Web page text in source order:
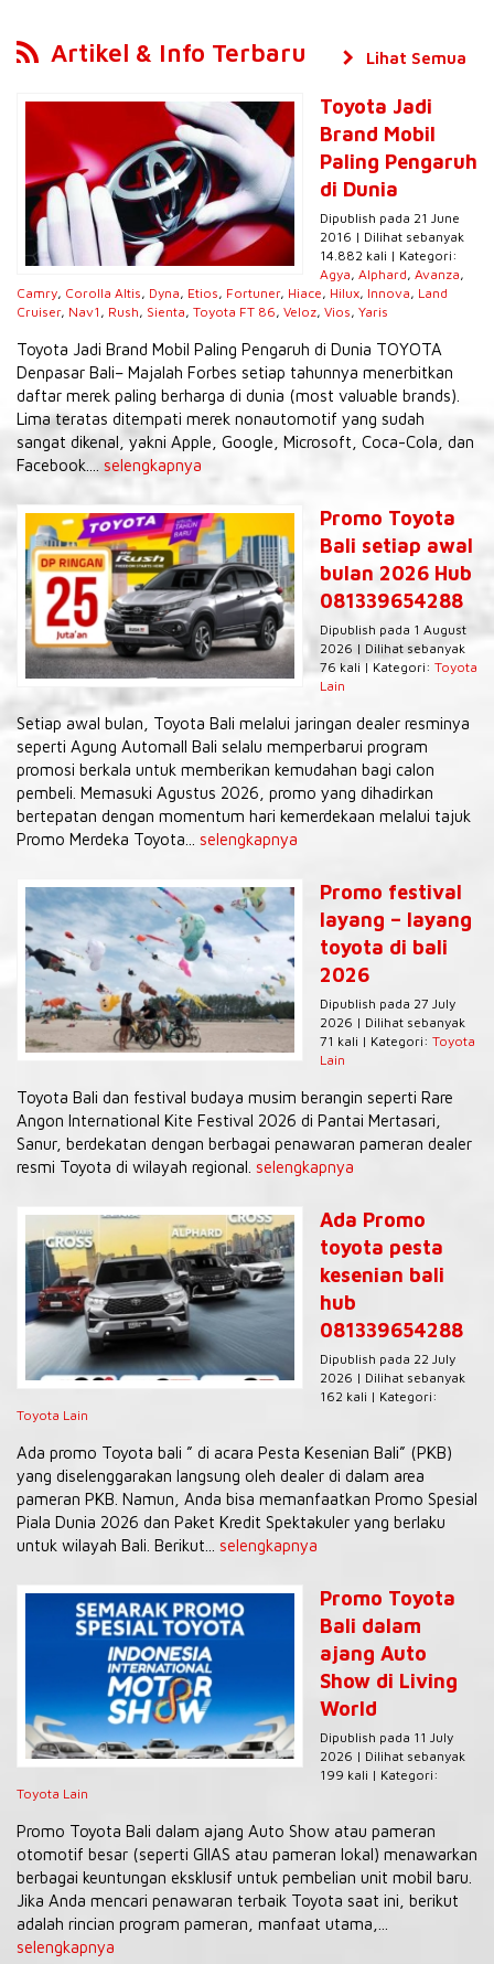
Artikel & Info Terbaru
Toyota Jadi
Brand Mobil
Paling Pengaruh
di Dunia
Dipublish pada 21 June
2016 | Dilihat sebanyak
14.882 kali | Kategori:
Agya, Alphard, Avanza,
Camry, Corolla Altis, Dyna, Etios, Fortuner, Hiace, Hilux, Innova, Land
Cruiser, Nav1 , Rush, Sienta, Toyota FT 86, Veloz, Vios, Yaris
Toyota Jadi Brand Mobil Paling Pengaruh di Dunia TOYOTA
Denpasar Bali– Majalah Forbes setiap tahunnya menerbitkan
daftar merek paling berharga di dunia (most valuable brands).
Lima teratas ditempati merek nonautomotif yang sudah
sangat dikenal, yakni Apple, Google, Microsoft, Coca-Cola, dan
Facebook.... selengkapnya
Promo Toyota
Bali setiap awal
bulan 2026 Hub
081339654288
Dipublish pada 1 August
2026 | Dilihat sebanyak
76 kali | Kategori: Toyota
Lain
Setiap awal bulan, Toyota Bali melalui jaringan dealer resminya
seperti Agung Automall Bali selalu memperbarui program
promosi berkala untuk memberikan kemudahan bagi calon
pembeli. Memasuki Agustus 2026, promo yang dihadirkan
bertepatan dengan momentum hari kemerdekaan melalui tajuk
Promo Merdeka Toyota... selengkapnya
Promo festival
layang – layang
toyota di bali
2026
Dipublish pada 27 July
2026 | Dilihat sebanyak
71 kali | Kategori: Toyota
Lain
Toyota Bali dan festival budaya musim berangin seperti Rare
Angon International Kite Festival 2026 di Pantai Mertasari,
Sanur, berdekatan dengan berbagai penawaran pameran dealer
resmi Toyota di wilayah regional. selengkapnya
Ada Promo
toyota pesta
kesenian bali
hub
081339654288
Dipublish pada 22 July
2026 | Dilihat sebanyak
162 kali | Kategori:
Toyota Lain
Ada promo Toyota bali ” di acara Pesta Kesenian Bali” (PKB)
yang diselenggarakan langsung oleh dealer di dalam area
pameran PKB. Namun, Anda bisa memanfaatkan Promo Spesial
Piala Dunia 2026 dan Paket Kredit Spektakuler yang berlaku
untuk wilayah Bali. Berikut... selengkapnya
Promo Toyota
Bali dalam
ajang Auto
Show di Living
World
Dipublish pada 11 July
2026 | Dilihat sebanyak
199 kali | Kategori:
Toyota Lain
Promo Toyota Bali dalam ajang Auto Show atau pameran
otomotif besar (seperti GIIAS atau pameran lokal) menawarkan
berbagai keuntungan eksklusif untuk pembelian unit mobil baru.
Jika Anda mencari penawaran terbaik Toyota saat ini, berikut
adalah rincian program pameran, manfaat utama,...
selengkapnya
Lihat Semua